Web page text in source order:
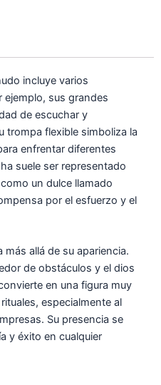
incluye varios
sus grandes
de escuchar y
trompa flexible simboliza la
enfrentar diferentes
suele ser representado
un dulce llamado
por el esfuerzo y el
allá de su apariencia.
de obstáculos y el dios
en una figura muy
especialmente al
Su presencia se
y éxito en cualquier